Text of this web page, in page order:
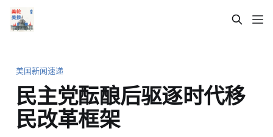
美国新闻速递
民主党酝酿后驱逐时代移
民改革框架